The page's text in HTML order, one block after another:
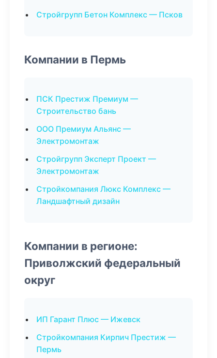
Стройгрупп Бетон Комплекс — Псков
Компании в Пермь
ПСК Престиж Премиум —
Строительство бань
ООО Премиум Альянс —
Электромонтаж
Стройгрупп Эксперт Проект —
Электромонтаж
Стройкомпания Люкс Комплекс —
Ландшафтный дизайн
Компании в регионе:
Приволжский федеральный
округ
ИП Гарант Плюс — Ижевск
Стройкомпания Кирпич Престиж —
Пермь